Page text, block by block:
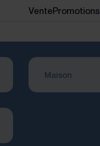
VentePromotions
Maison